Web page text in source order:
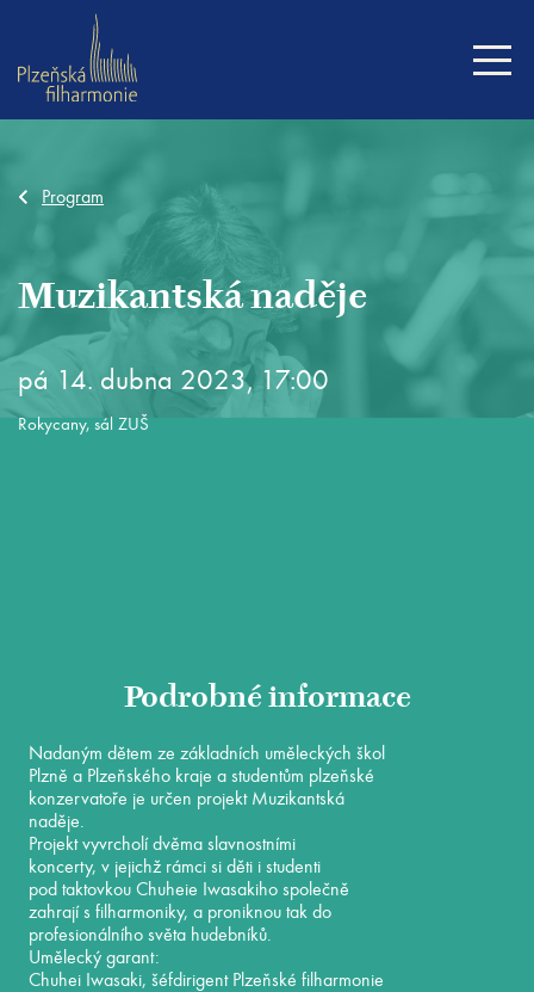
Program
Muzikantská naděje
pá 14. dubna 2023, 17:00
Rokycany, sál ZUŠ
Podrobné informace
Nadaným dětem ze základních uměleckých škol
Plzně a Plzeňského kraje a studentům plzeňské
konzervatoře je určen projekt Muzikantská
naděje.
Projekt vyvrcholí dvěma slavnostními
koncerty, v jejichž rámci si děti i studenti
pod taktovkou Chuheie Iwasakiho společně
zahrají s filharmoniky, a proniknou tak do
profesionálního světa hudebníků.
Umělecký garant:
Chuhei Iwasaki, šéfdirigent Plzeňské filharmonie